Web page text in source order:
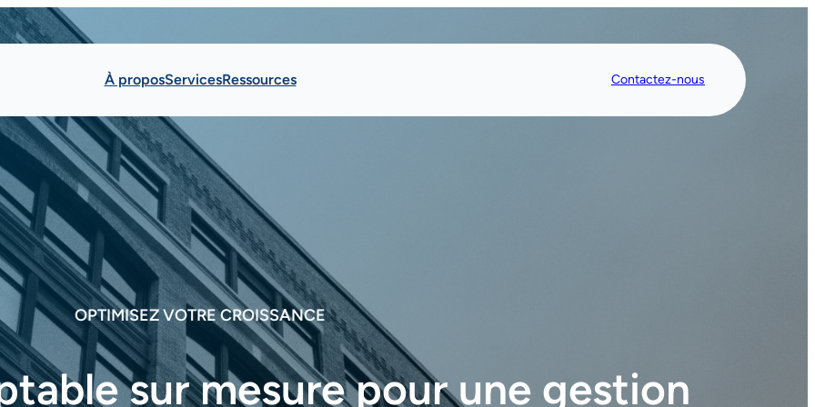
À proposServicesRessources Contactez-nous
OPTIMISEZ VOTRE CROISSANCE
sur mesure pour une gestion